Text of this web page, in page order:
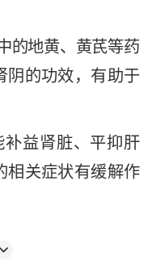
的地黄、黄芪等药
阴的功效，有助于
补益肾脏、平抑肝
相关症状有缓解作